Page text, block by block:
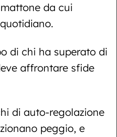
da cui
di chi ha superato di
affrontare sfide
di auto-regolazione
peggio, e